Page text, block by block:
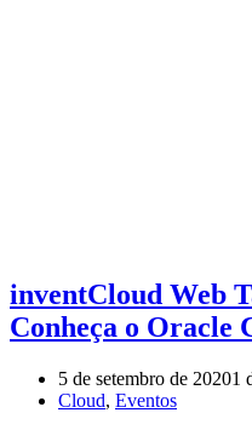
inventCloud Web
Conheça o Oracle
5 de setembro de 20201
Cloud, Eventos